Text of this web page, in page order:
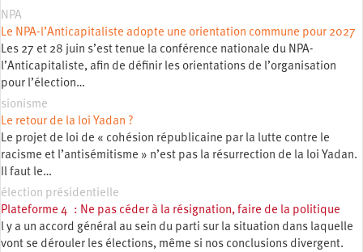
NPA
Le NPA-l’Anticapitaliste adopte une orientation commune pour 2027
Les 27 et 28 juin s’est tenue la conférence nationale du NPA-
l’Anticapitaliste, afin de définir les orientations de l’organisation
pour l’élection…
sionisme
Le retour de la loi Yadan ?
Le projet de loi de « cohésion républicaine par la lutte contre le
racisme et l’antisémitisme » n’est pas la résurrection de la loi Yadan.
Il faut le…
élection présidentielle
Plateforme 4 : Ne pas céder à la résignation, faire de la politique
l y a un accord général au sein du parti sur la situation dans laquelle
vont se dérouler les élections, même si nos conclusions divergent.